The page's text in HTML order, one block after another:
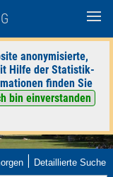
anonymisierte,
Hilfe der Statistik-
finden Sie
bin einverstanden
| Detaillierte Suche